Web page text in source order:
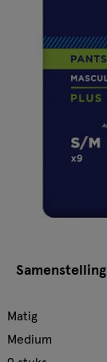
Samenstelling
Matig
Medium